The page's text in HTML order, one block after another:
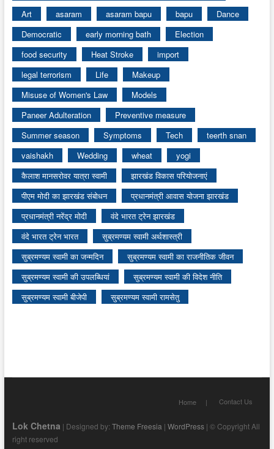
Art
asaram asaram bapu bapu
Dance
Democratic
early morning bath
Election
food security
Heat Stroke
import
legal terrorism
Life
Makeup
Misuse of Women's Law
Models
Paneer Adulteration
Preventive measure
Summer season
Symptoms Tech
teerth snan
vaishakh
Wedding wheat
yogi
कैलाश मानसरोवर यात्रा स्वामी
झारखंड विकास परियोजनाएं
पीएम मोदी का झारखंड संबोधन
प्रधानमंत्री आवास योजना झारखंड
प्रधानमंत्री नरेंद्र मोदी
वंदे भारत ट्रेन झारखंड
वंदे भारत ट्रेन भारत
सुब्रमण्यम स्वामी अर्थशास्त्री
सुब्रमण्यम स्वामी का जन्मदिन
सुब्रमण्यम स्वामी का राजनीतिक जीवन
सुब्रमण्यम स्वामी की उपलब्धियां
सुब्रमण्यम स्वामी की विदेश नीति
सुब्रमण्यम स्वामी बीजेपी
सुब्रमण्यम स्वामी रामसेतु
Home Contact Us
Lok Chetna | Designed by: Theme Freesia | WordPress| © Copyright All
right reserved